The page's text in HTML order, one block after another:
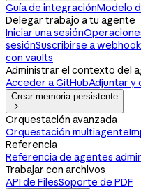
Guía de integraciónModelo
Delegar trabajo a tu agente
Iniciar una sesión
sesiónSuscribirse a
con vaults
Administrar el contexto del
Acceder a GitHubAdjuntar y
Crear memoria persistente

Orquestación avanzada
Orquestación multiagente
Referencia
Referencia de agentes
Trabajar con archivos
API de FilesSoporte de PDF